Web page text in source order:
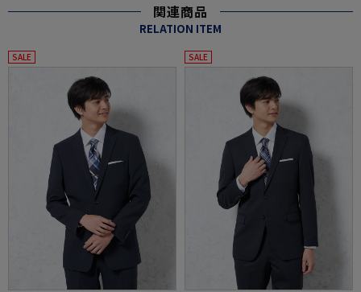
関連商品
RELATION ITEM
SALE SALE